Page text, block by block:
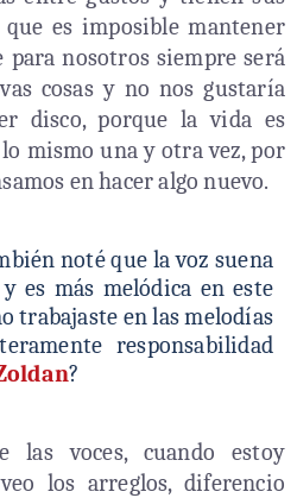
es imposible mantener
para nosotros siempre será
cosas y no nos gustaría
disco, porque la vida es
mismo una y otra vez, por
en hacer algo nuevo.
noté que la voz suena
es más melódica en este
trabajaste en las melodías
responsabilidad
?
las voces, cuando estoy
los arreglos, diferencio